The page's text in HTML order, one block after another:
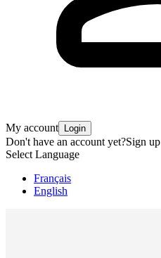
My account Login
Don't have an account yet?Sign up
Select Language
Français
English